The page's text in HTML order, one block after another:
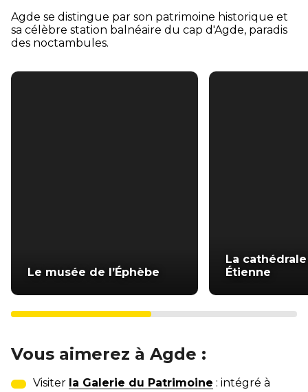
Agde se distingue par son patrimoine historique et
sa célèbre station balnéaire du cap d'Agde, paradis
des noctambules.
Le musée de l’Éphèbe
La
Étienne
Vous aimerez à Agde :
Visiter la Galerie du Patrimoine : intégré à